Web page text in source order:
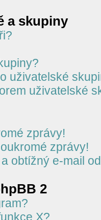
a skupiny
uživatelské
uživatelské
zprávy!
zprávy!
obtížný e-mail
2
X?